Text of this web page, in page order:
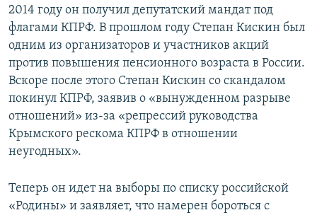
2014 году он получил депутатский мандат под
флагами КПРФ. В прошлом году Степан Кискин был
одним из организаторов и участников акций
против повышения пенсионного возраста в России.
Вскоре после этого Степан Кискин со скандалом
покинул КПРФ, заявив о «вынужденном разрыве
отношений» из-за «репрессий руководства
Крымского рескома КПРФ в отношении
неугодных».
Теперь он идет на выборы по списку российской
«Родины» и заявляет, что намерен бороться с